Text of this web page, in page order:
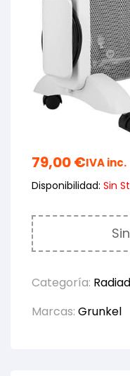
79,00€IVA inc.
Disponibilidad: Sin
Categoría:
Marcas: Grunkel